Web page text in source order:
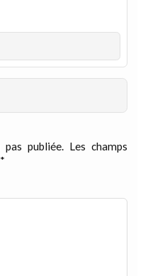
publiée. Les champs
*